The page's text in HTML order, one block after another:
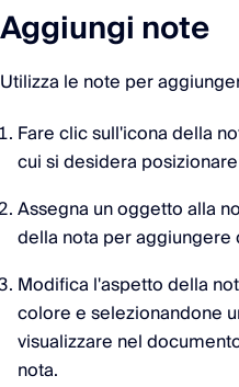
Aggiungi note
Utilizza le note per
Fare clic sull'icona della
cui si desidera
Assegna un oggetto alla
della nota per aggiungere
Modifica l'aspetto della
colore e selezionandone
visualizzare nel
nota.